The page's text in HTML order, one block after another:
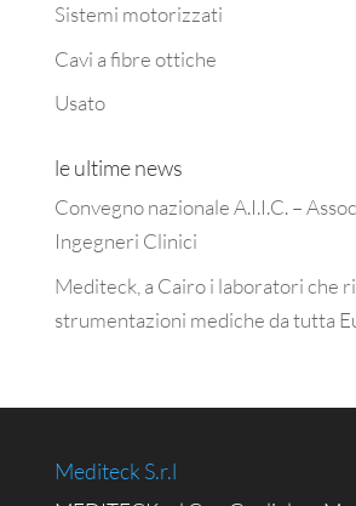
Sistemi motorizzati
Cavi a fibre ottiche
Usato
le ultime news
Convegno nazionale A.I.I.C. –
Ingegneri Clinici
Mediteck, a Cairo i laboratori che
strumentazioni mediche da tutta
Mediteck S.r.l